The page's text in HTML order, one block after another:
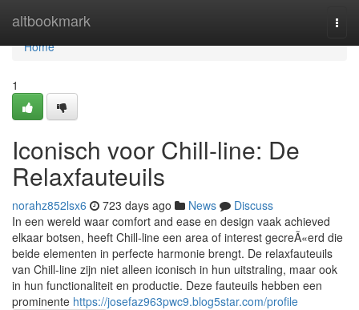
altbookmark
Home
Home
1
Iconisch voor Chill-line: De
Relaxfauteuils
norahz852lsx6 723 days ago News
Discuss
In een wereld waar comfort and ease en design vaak achieved
elkaar botsen, heeft Chill-line een area of interest gecreÃ«erd die
beide elementen in perfecte harmonie brengt. De relaxfauteuils
van Chill-line zijn niet alleen iconisch in hun uitstraling, maar ook
in hun functionaliteit en productie. Deze fauteuils hebben een
prominente https://josefaz963pwc9.blog5star.com/profile